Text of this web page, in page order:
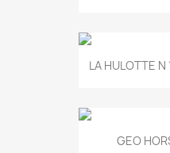
LA HULOTTE N
GEO